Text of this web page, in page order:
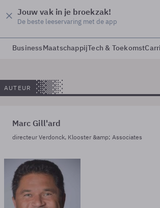
Jouw vak in je broekzak!
De beste leeservaring met de app
BusinessMaatschappijTech & Toekomst
AUTEUR
Marc Gill'ard
directeur Verdonck, Klooster &amp; Associates